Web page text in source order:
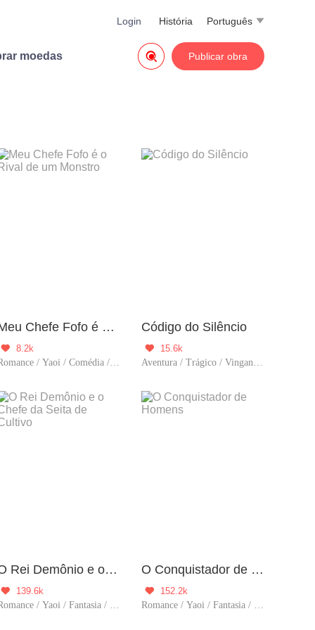
Português 
História
Login
moedas Publicar obra

Meu Chefe Fofo é o Rival de um Monstro

8.2k
Romance / Yaoi / Comédia / Aventura / BL
Código do Silêncio

15.6k
Aventura / Trágico / Vingança / BL / Contra-Ataque
O Rei Demônio e o Chefe da Seita de Cultivo

139.6k
Romance / Yaoi / Fantasia / Comédia / Cultivo / BL / LGBT
O Conquistador de Homens

152.2k
Romance / Yaoi / Fantasia / História / Comédia / Viagem no tempo / BL / Harém